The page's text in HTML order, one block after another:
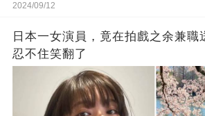
2024/09/12
日本一女演員，竟在拍戲之余兼職
忍不住笑翻了